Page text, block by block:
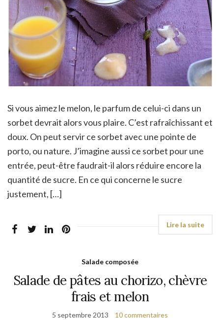
Si vous aimez le melon, le parfum de celui-ci dans un
sorbet devrait alors vous plaire. C’est rafraîchissant et
doux. On peut servir ce sorbet avec une pointe de
porto, ou nature. J’imagine aussi ce sorbet pour une
entrée, peut-être faudrait-il alors réduire encore la
quantité de sucre. En ce qui concerne le sucre
justement, […]
Salade composée
Salade de pâtes au chorizo, chèvre
frais et melon
5 septembre 2013 10 commentaires